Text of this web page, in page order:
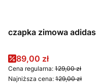
czapka zimowa adidas
Cena promocyjna
89,00 zł
Cena regularna: 129,00 zł
Najniższa cena: 129,00 zł